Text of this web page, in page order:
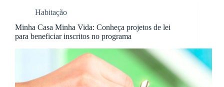
Habitação
Minha Casa Minha Vida: Conheça projetos de lei
para beneficiar inscritos no programa